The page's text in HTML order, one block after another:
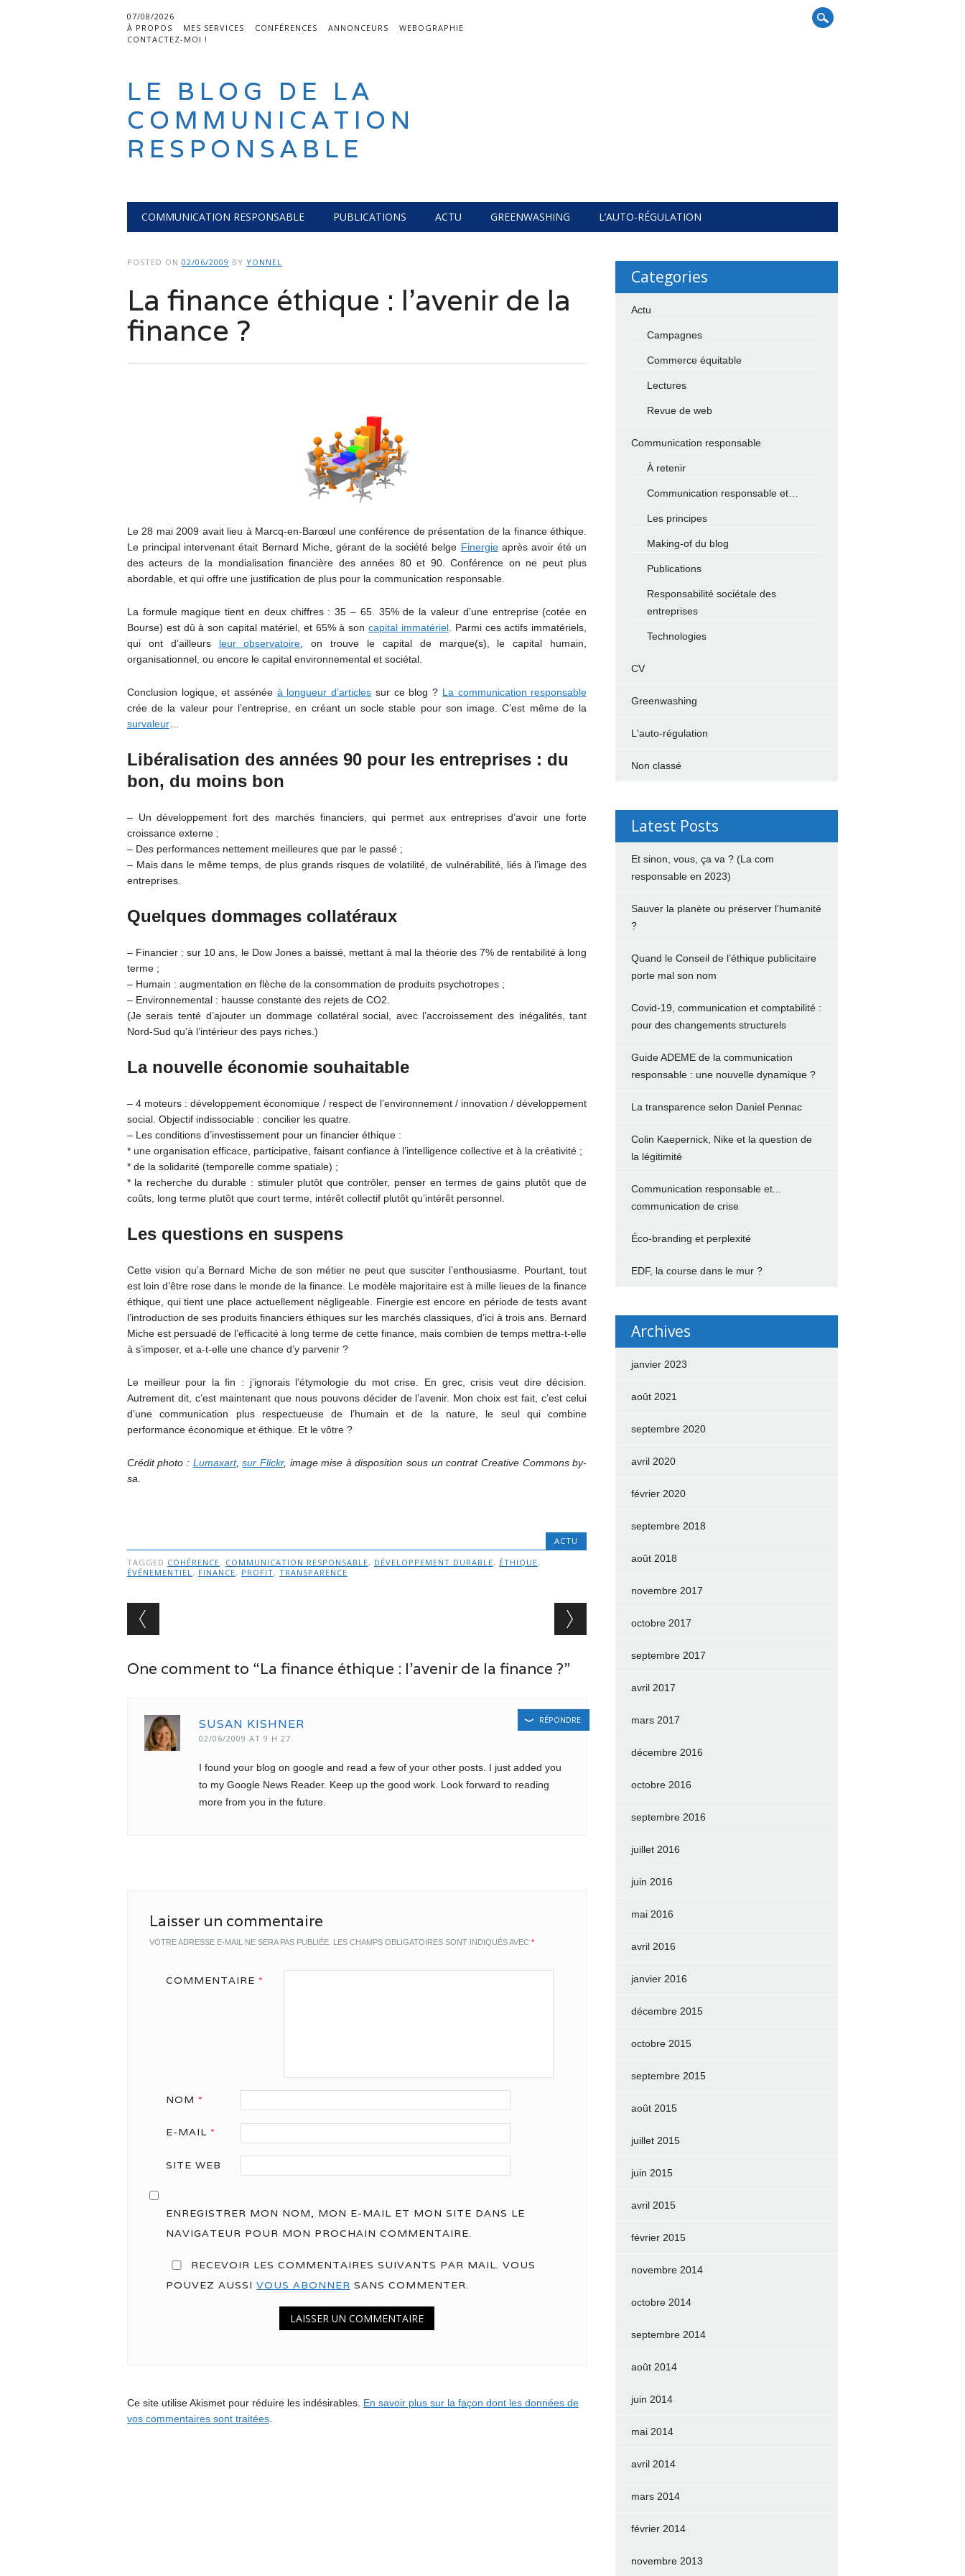
07/08/2026
À PROPOS
MES SERVICES CONFÉRENCES ANNONCEURS
WEBOGRAPHIE
CONTACTEZ-MOI !
LE BLOG DE LA
COMMUNICATION
RESPONSABLE
Main menu
COMMUNICATION RESPONSABLE PUBLICATIONS ACTU GREENWASHING L’AUTO-RÉGULATION
POSTED ON 02/06/2009 BY YONNEL
La finance éthique : l’avenir de la
finance ?
Le 28 mai 2009 avait lieu à Marcq-en-Barœul une conférence de présentation de la finance éthique.
Le principal intervenant était Bernard Miche, gérant de la société belge Finergieaprès avoir été un
des acteurs de la mondialisation financière des années 80 et 90. Conférence on ne peut plus
abordable, et qui offre une justification de plus pour la communication responsable.
La formule magique tient en deux chiffres : 35 – 65. 35% de la valeur d’une entreprise (cotée en
Bourse) est dû à son capital matériel, et 65% à soncapital immatériel. Parmi ces actifs immatériels,
qui ont d’ailleurs leur observatoire , on trouve le capital de marque(s), le capital humain,
organisationnel, ou encore le capital environnemental et sociétal.
Conclusion logique, et assénée à longueur d’articles sur ce blog ? La communication responsable
crée de la valeur pour l’entreprise, en créant un socle stable pour son image. C’est même de la
survaleur…
Libéralisation des années 90 pour les entreprises : du
bon, du moins bon
– Un développement fort des marchés financiers, qui permet aux entreprises d’avoir une forte
croissance externe ;
– Des performances nettement meilleures que par le passé ;
– Mais dans le même temps, de plus grands risques de volatilité, de vulnérabilité, liés à l’image des
entreprises.
Quelques dommages collatéraux
– Financier : sur 10 ans, le Dow Jones a baissé, mettant à mal la théorie des 7% de rentabilité à long
terme ;
– Humain : augmentation en flèche de la consommation de produits psychotropes ;
– Environnemental : hausse constante des rejets de CO2.
(Je serais tenté d’ajouter un dommage collatéral social, avec l’accroissement des inégalités, tant
Nord-Sud qu’à l’intérieur des pays riches.)
La nouvelle économie souhaitable
– 4 moteurs : développement économique / respect de l’environnement / innovation / développement
social. Objectif indissociable : concilier les quatre.
– Les conditions d’investissement pour un financier éthique :
* une organisation efficace, participative, faisant confiance à l’intelligence collective et à la créativité ;
* de la solidarité (temporelle comme spatiale) ;
* la recherche du durable : stimuler plutôt que contrôler, penser en termes de gains plutôt que de
coûts, long terme plutôt que court terme, intérêt collectif plutôt qu’intérêt personnel.
Les questions en suspens
Cette vision qu’a Bernard Miche de son métier ne peut que susciter l’enthousiasme. Pourtant, tout
est loin d’être rose dans le monde de la finance. Le modèle majoritaire est à mille lieues de la finance
éthique, qui tient une place actuellement négligeable. Finergie est encore en période de tests avant
l’introduction de ses produits financiers éthiques sur les marchés classiques, d’ici à trois ans. Bernard
Miche est persuadé de l’efficacité à long terme de cette finance, mais combien de temps mettra-t-elle
à s’imposer, et a-t-elle une chance d’y parvenir ?
Le meilleur pour la fin : j’ignorais l’étymologie du mot crise. En grec, crisis veut dire décision.
Autrement dit, c’est maintenant que nous pouvons décider de l’avenir. Mon choix est fait, c’est celui
d’une communication plus respectueuse de l’humain et de la nature, le seul qui combine
performance économique et éthique. Et le vôtre ?
Crédit photo : Lumaxart,sur Flickr, image mise à disposition sous un contrat Creative Commons by-
sa.
ACTU
TAGGED COHÉRENCE, COMMUNICATION RESPONSABLE, DÉVELOPPEMENT DURABLE, ÉTHIQUE,
ÉVÉNEMENTIEL, FINANCE, PROFIT, TRANSPARENCE
Post navigation
One comment to “La finance éthique : l’avenir de la finance ?”
SUSAN KISHNER
02/06/2009 AT 9 H 27
I found your blog on google and read a few of your other posts. I just added you
to my Google News Reader. Keep up the good work. Look forward to reading
more from you in the future.
RÉPONDRE
Laisser un commentaire
VOTRE ADRESSE E-MAIL NE SERA PAS PUBLIÉE. LES CHAMPS OBLIGATOIRES SONT INDIQUÉS AVEC *
COMMENTAIRE *
NOM *
E-MAIL *
SITE WEB
ENREGISTRER MON NOM, MON E-MAIL ET MON SITE DANS LE
NAVIGATEUR POUR MON PROCHAIN COMMENTAIRE.
RECEVOIR LES COMMENTAIRES SUIVANTS PAR MAIL. VOUS
POUVEZ AUSSI VOUS ABONNER SANS COMMENTER.
Ce site utilise Akismet pour réduire les indésirables. En savoir plus sur la façon dont les données de
vos commentaires sont traitées.
Categories
Actu
Campagnes
Commerce équitable
Lectures
Revue de web
Communication responsable
À retenir
Communication responsable et…
Les principes
Making-of du blog
Publications
Responsabilité sociétale des
entreprises
Technologies
CV
Greenwashing
L'auto-régulation
Non classé
Latest Posts
Et sinon, vous, ça va ? (La com
responsable en 2023)
Sauver la planète ou préserver l'humanité
?
Quand le Conseil de l’éthique publicitaire
porte mal son nom
Covid-19, communication et comptabilité :
pour des changements structurels
Guide ADEME de la communication
responsable : une nouvelle dynamique ?
La transparence selon Daniel Pennac
Colin Kaepernick, Nike et la question de
la légitimité
Communication responsable et...
communication de crise
Éco-branding et perplexité
EDF, la course dans le mur ?
Archives
janvier 2023
août 2021
septembre 2020
avril 2020
février 2020
septembre 2018
août 2018
novembre 2017
octobre 2017
septembre 2017
avril 2017
mars 2017
décembre 2016
octobre 2016
septembre 2016
juillet 2016
juin 2016
mai 2016
avril 2016
janvier 2016
décembre 2015
octobre 2015
septembre 2015
août 2015
juillet 2015
juin 2015
avril 2015
février 2015
novembre 2014
octobre 2014
septembre 2014
août 2014
juin 2014
mai 2014
avril 2014
mars 2014
février 2014
novembre 2013